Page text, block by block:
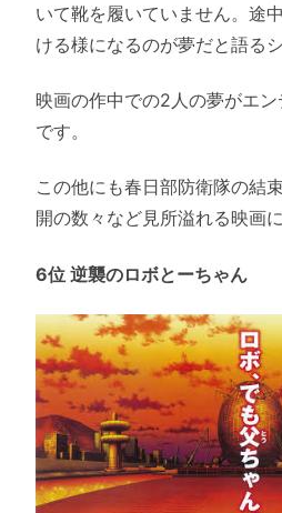
いて靴を履いていません。途
ける様になるのが夢だと語る
映画の作中での2人の夢がエ
です。
この他にも春日部防衛隊の結
開の数々など見所溢れる映画
6位 逆襲のロボとーちゃん